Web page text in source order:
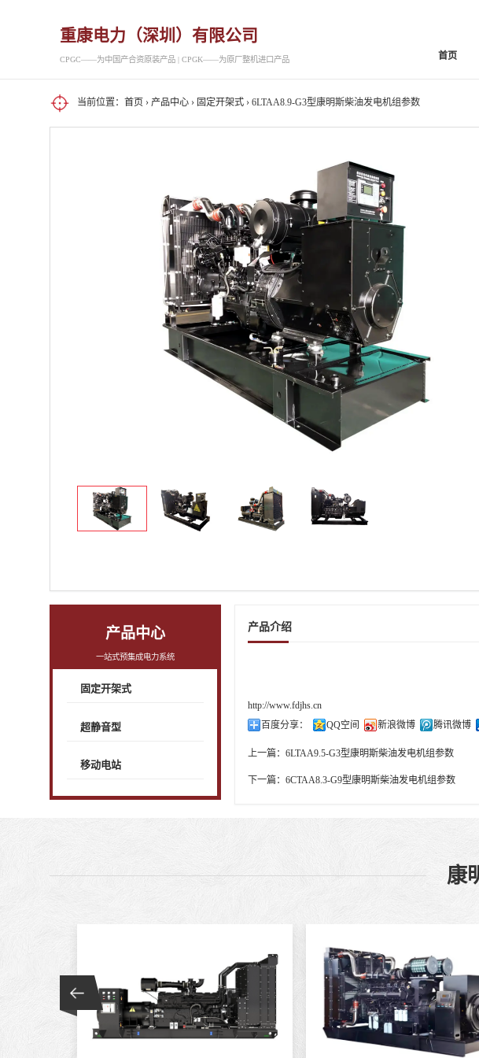
重康电力（深圳）有限公司
CPGC——为中国产合资原装产品 | CPGK——为原厂整机进口产品 首页
当前位置： 首页 › 产品中心› 固定开架式› 6LTAA8.9-G3型康明斯柴油发电机组参数
产品中心
一站式预集成电力系统
固定开架式
超静音型
移动电站
产品介绍
http://www.fdjhs.cn
百度分享：
QQ空间 新浪微博 腾讯微博
上一篇：6LTAA9.5-G3型康明斯柴油发电机组参数
下一篇：6CTAA8.3-G9型康明斯柴油发电机组参数
康